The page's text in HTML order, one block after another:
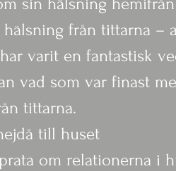
sin hälsning hemifrån
hälsning från tittarna –
varit en fantastisk
vad som var finast
tittarna.
till huset
om relationerna i